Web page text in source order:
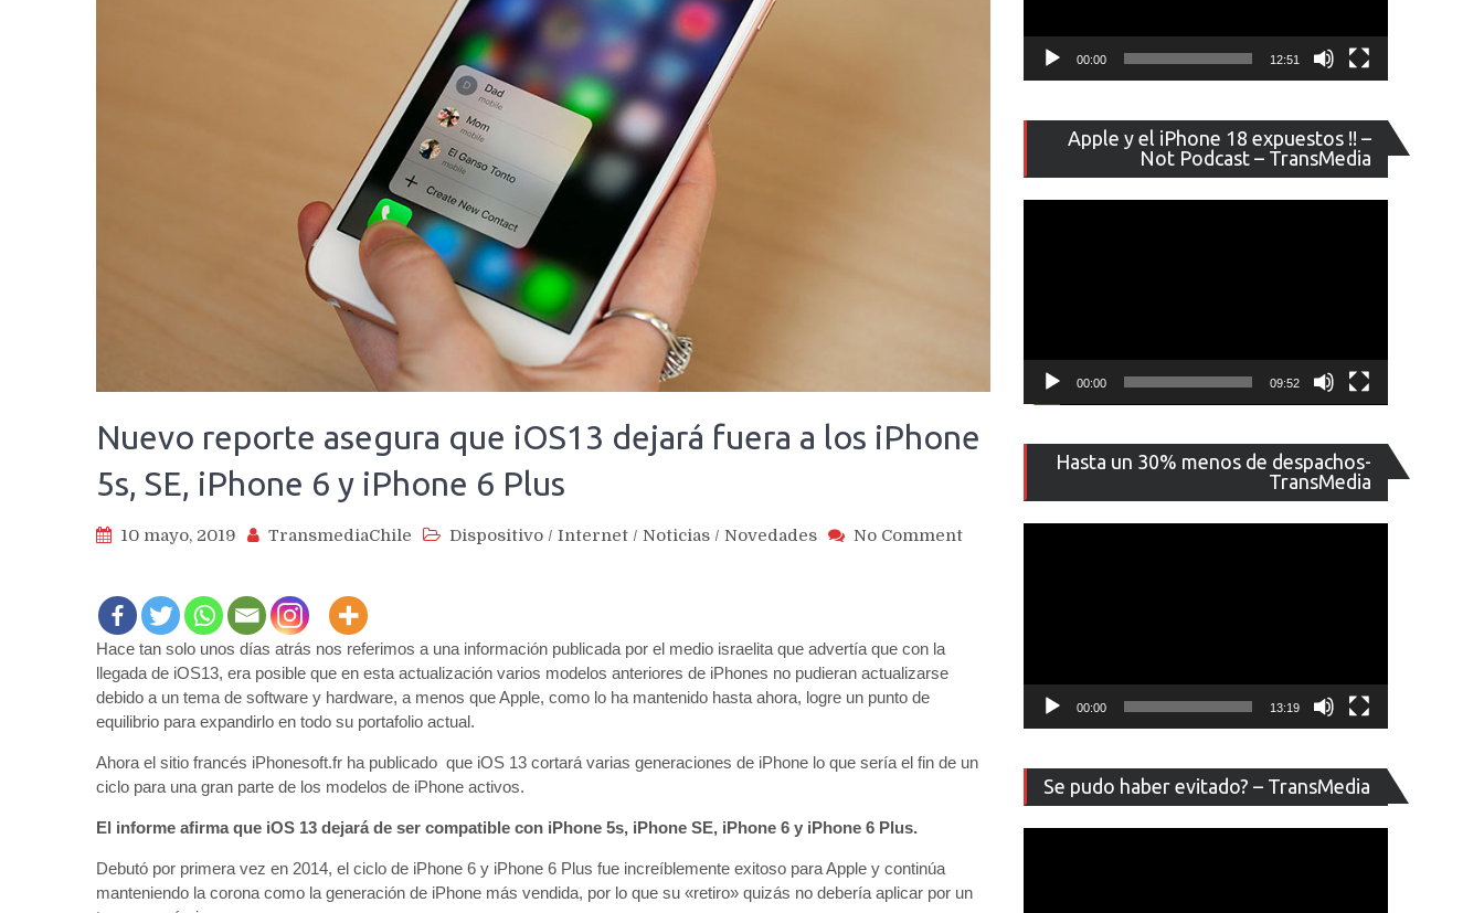
Nuevo reporte asegura que iOS13 dejará fuera a los iPhone
5s, SE, iPhone 6 y iPhone 6 Plus
10 mayo, 2019 TransmediaChile Dispositivo / Internet / Noticias / Novedades No Commenton
iPhone
iPhone
Hace tan solo unos días atrás nos referimos a una información publicada por el medio israelita que advertía que con la
llegada de iOS13, era posible que en esta actualización varios modelos anteriores de iPhones no pudieran actualizarse
debido a un tema de software y hardware, a menos que Apple, como lo ha mantenido hasta ahora, logre un punto de
equilibrio para expandirlo en todo su portafolio actual.
Ahora el sitio francés iPhonesoft.fr ha publicado que iOS 13 cortará varias generaciones de iPhone lo que sería el fin de un
ciclo para una gran parte de los modelos de iPhone activos.
El informe afirma que iOS 13 dejará de ser compatible con iPhone 5s, iPhone SE, iPhone 6 y iPhone 6 Plus.
Debutó por primera vez en 2014, el ciclo de iPhone 6 y iPhone 6 Plus fue increíblemente exitoso para Apple y continúa
manteniendo la corona como la generación de iPhone más vendida, por lo que su «retiro» quizás no debería aplicar por un
00:00 12:51
Apple y el iPhone 18 expuestos !! –
Not Podcast – TransMedia
de
vídeo
00:00 09:52
Hasta un 30% menos de despachos-
TransMedia
de
vídeo
00:00 13:19
Se pudo haber evitado? – TransMedia
de
vídeo